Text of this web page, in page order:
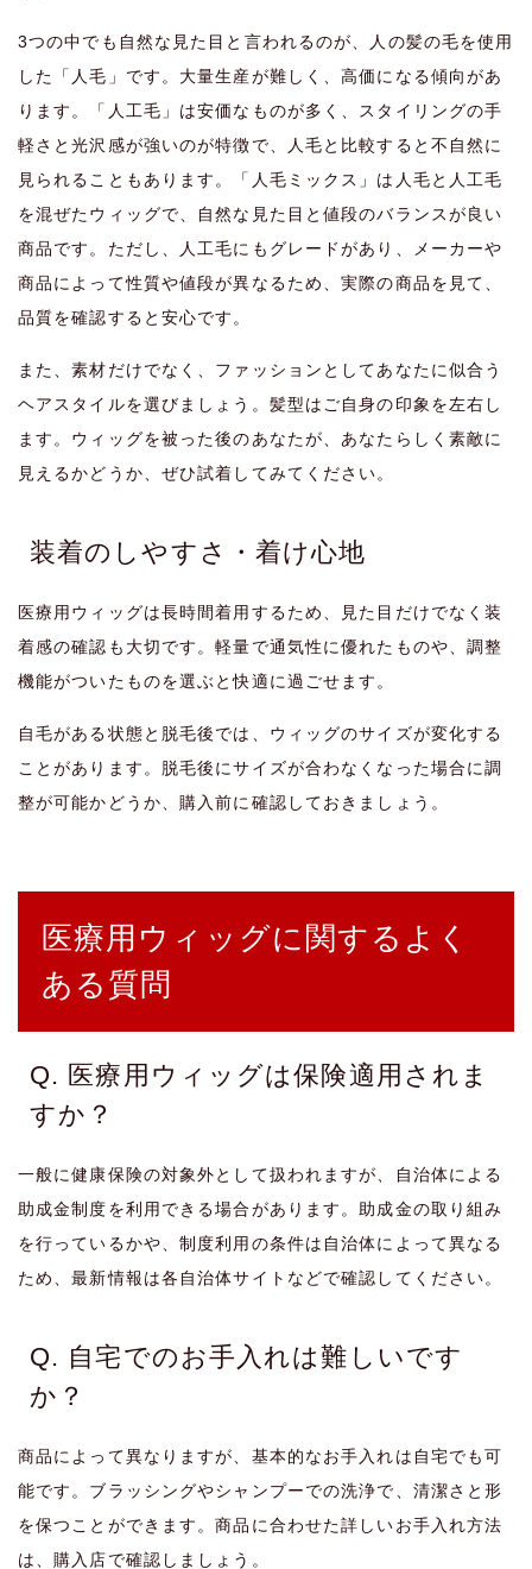
3つの中でも自然な見た目と言われるのが、人の髪の毛を使用
した「人毛」です。大量生産が難しく、高価になる傾向があ
ります。「人工毛」は安価なものが多く、スタイリングの手
軽さと光沢感が強いのが特徴で、人毛と比較すると不自然に
見られることもあります。「人毛ミックス」は人毛と人工毛
を混ぜたウィッグで、自然な見た目と値段のバランスが良い
商品です。ただし、人工毛にもグレードがあり、メーカーや
商品によって性質や値段が異なるため、実際の商品を見て、
品質を確認すると安心です。
また、素材だけでなく、ファッションとしてあなたに似合う
ヘアスタイルを選びましょう。髪型はご自身の印象を左右し
ます。ウィッグを被った後のあなたが、あなたらしく素敵に
見えるかどうか、ぜひ試着してみてください。
装着のしやすさ・着け心地
医療用ウィッグは長時間着用するため、見た目だけでなく装
着感の確認も大切です。軽量で通気性に優れたものや、調整
機能がついたものを選ぶと快適に過ごせます。
自毛がある状態と脱毛後では、ウィッグのサイズが変化する
ことがあります。脱毛後にサイズが合わなくなった場合に調
整が可能かどうか、購入前に確認しておきましょう。
医療用ウィッグに関するよく
ある質問
Q. 医療用ウィッグは保険適用されま
すか？
一般に健康保険の対象外として扱われますが、自治体による
助成金制度を利用できる場合があります。助成金の取り組み
を行っているかや、制度利用の条件は自治体によって異なる
ため、最新情報は各自治体サイトなどで確認してください。
Q. 自宅でのお手入れは難しいです
か？
商品によって異なりますが、基本的なお手入れは自宅でも可
能です。ブラッシングやシャンプーでの洗浄で、清潔さと形
を保つことができます。商品に合わせた詳しいお手入れ方法
は、購入店で確認しましょう。